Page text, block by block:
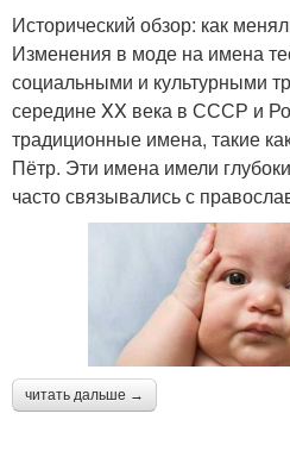
Исторический обзор: как
Изменения в моде на имена
социальными и культурными
середине XX века в СССР и
традиционные имена, такие
Пётр. Эти имена имели
часто связывались с
читать дальше →